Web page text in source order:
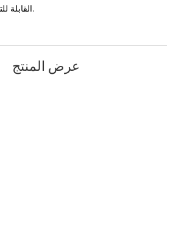
القابلة للتخصيص متاحة لراحتك.
عرض المنتج